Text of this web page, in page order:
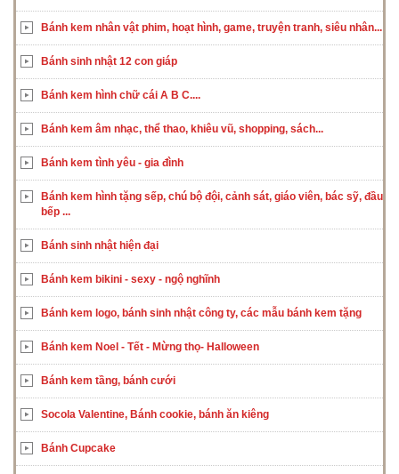
Bánh kem nhân vật phim, hoạt hình, game, truyện tranh, siêu nhân...
Bánh sinh nhật 12 con giáp
Bánh kem hình chữ cái A B C....
Bánh kem âm nhạc, thể thao, khiêu vũ, shopping, sách...
Bánh kem tình yêu - gia đình
Bánh kem hình tặng sếp, chú bộ đội, cảnh sát, giáo viên, bác sỹ, đầu
bếp ...
Bánh sinh nhật hiện đại
Bánh kem bikini - sexy - ngộ nghĩnh
Bánh kem logo, bánh sinh nhật công ty, các mẫu bánh kem tặng
Bánh kem Noel - Tết - Mừng thọ- Halloween
Bánh kem tầng, bánh cưới
Socola Valentine, Bánh cookie, bánh ăn kiêng
Bánh Cupcake